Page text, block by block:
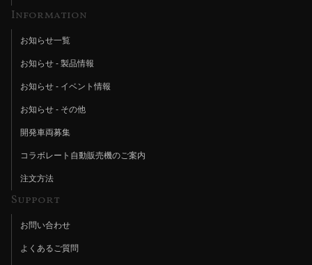
Information
お知らせ一覧
お知らせ - 製品情報
お知らせ - イベント情報
お知らせ - その他
開発車両募集
コラボレート自動販売機のご案内
注文方法
Support
お問い合わせ
よくあるご質問